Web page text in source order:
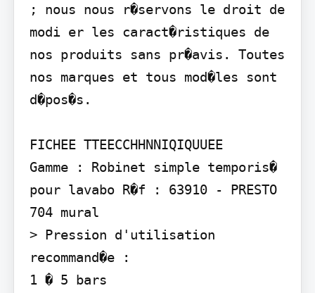
; nous nous r�servons le droit de
modi er les caract�ristiques de
nos produits sans pr�avis. Toutes
nos marques et tous mod�les sont
d�pos�s.
FICHEE TTEECCHHNNIQIQUUEE
Gamme : Robinet simple temporis�
pour lavabo R�f : 63910 - PRESTO
704 mural
> Pression d'utilisation
recommand�e :
1 � 5 bars